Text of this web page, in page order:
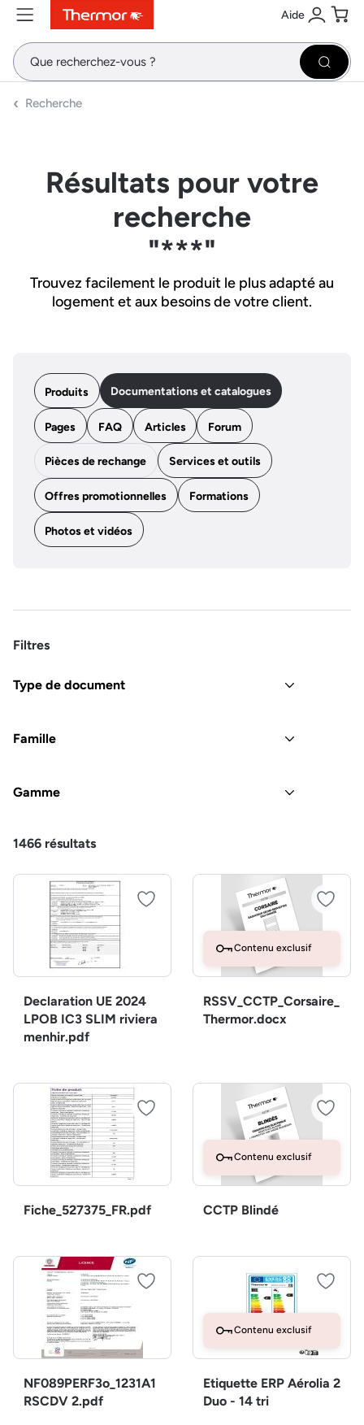
ContenuMenuRecherche Aide
Se
Recherche
Résultats pour votre
recherche
"***"
Trouvez facilement le produit le plus adapté au
logement et aux besoins de votre client.
Produits Documentations et catalogues
Pages FAQ Articles Forum
Pièces de rechange Services et outils
Offres promotionnelles Formations
Photos et vidéos
Filtres
Type de document
Famille
Gamme
1466 résultats
Declaration UE 2024
LPOB IC3 SLIM riviera
menhir.pdf
Contenu exclusif
RSSV_CCTP_Corsaire_
Thermor.docx
Fiche_527375_FR.pdf
Contenu exclusif
CCTP Blindé
NF089PERF3o_1231A1
RSCDV 2.pdf
Contenu exclusif
Etiquette ERP Aérolia 2
Duo - 14 tri